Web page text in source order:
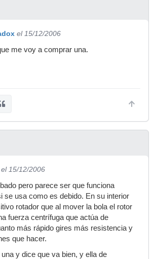
el 15/12/2006
me voy a comprar una.
el 15/12/2006
pero parece ser que funciona
se usa como es debido. En su interior
rotador que al mover la bola el rotor
fuerza centrífuga que actúa de
más rápido gires más resistencia y
que hacer.
y dice que va bien, y ella de